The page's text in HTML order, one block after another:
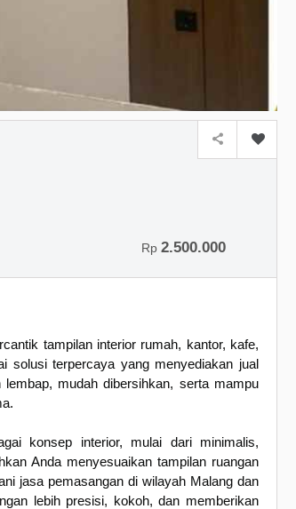
Rp 2.500.000
tampilan interior rumah, kantor, kafe,
solusi terpercaya yang menyediakan jual
mudah dibersihkan, serta mampu
konsep interior, mulai dari minimalis,
Anda menyesuaikan tampilan ruangan
jasa pemasangan di wilayah Malang dan
lebih presisi, kokoh, dan memberikan